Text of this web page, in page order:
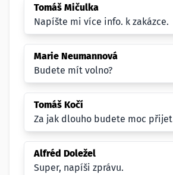
Tomáš Mičulka
Napíšte mi více info. k zakázce.
Marie Neumannová
Budete mít volno?
Tomáš Kočí
Za jak dlouho budete moc přijet
Alfréd Doležel
Super, napíši zprávu.